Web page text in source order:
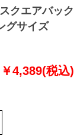
クエアバック
グサイズ
￥4,389(税込)